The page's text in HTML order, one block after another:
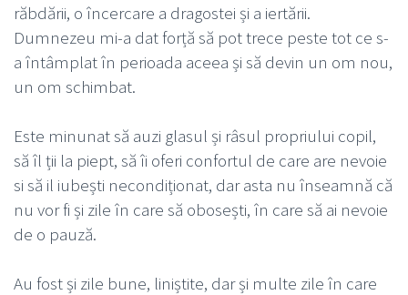
răbdării, o încercare a dragostei și a iertării.
Dumnezeu mi-a dat forță să pot trece peste tot ce s-
a întâmplat în perioada aceea și să devin un om nou,
un om schimbat.
Este minunat să auzi glasul și râsul propriului copil,
să îl ții la piept, să îi oferi confortul de care are nevoie
si să il iubești necondiționat, dar asta nu înseamnă că
nu vor fi și zile în care să obosești, în care să ai nevoie
de o pauză.
Au fost și zile bune, liniștite, dar și multe zile în care